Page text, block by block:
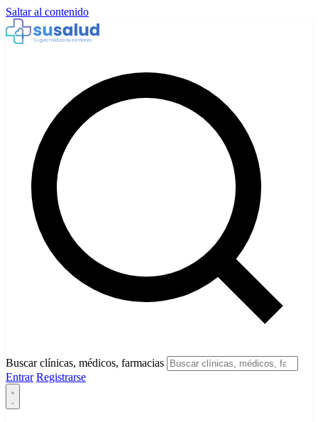
Saltar al contenido
Buscar clínicas, médicos, farmacias
Entrar Registrarse